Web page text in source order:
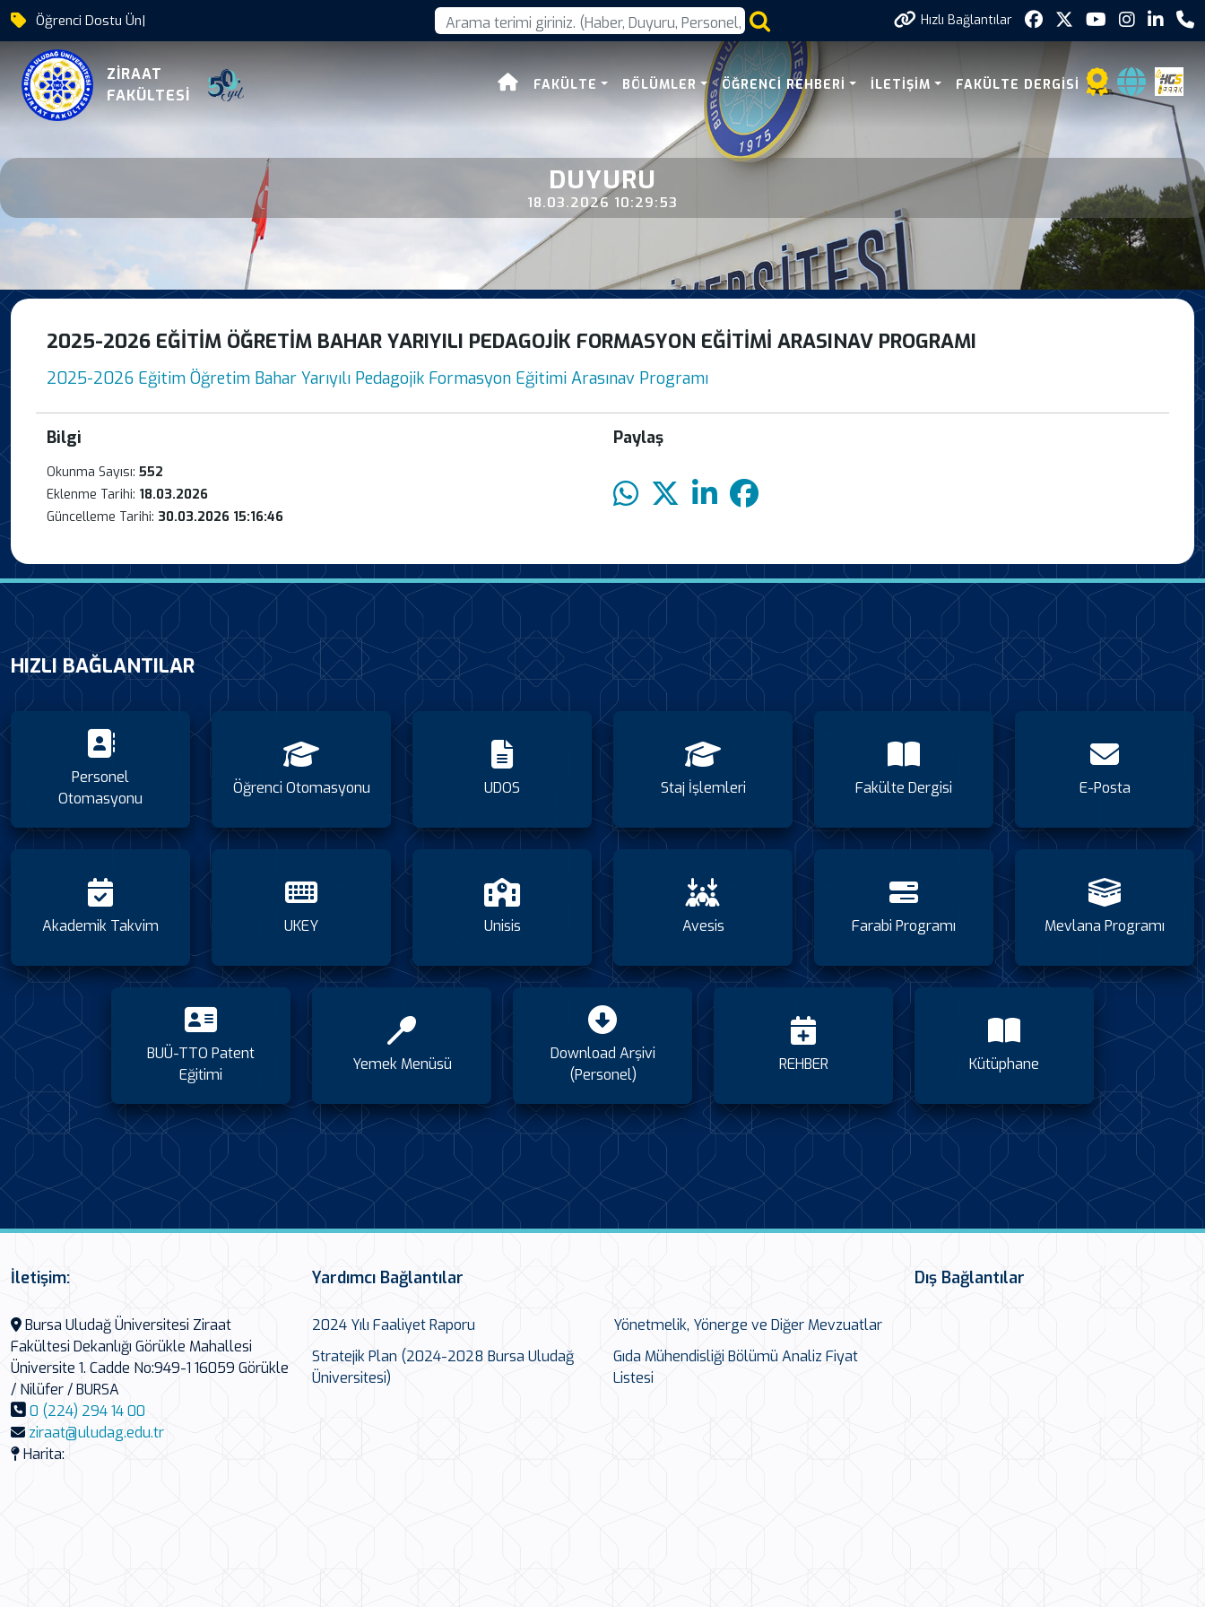
Öğrenci Dostu Üniversite Hızlı Bağlantılar
ZİRAAT
FAKÜLTESİ
FAKÜLTE BÖLÜMLER ÖĞRENCI REHBERI İLETİŞİM FAKÜLTE DERGİSİ
2025 2026 Egitim Ogretim Bahar Yariyili Pedagojik Formasyon Egitimi
DUYURU
18.03.2026 10:29:53
2025-2026 EĞITIM ÖĞRETIM BAHAR YARIYILI PEDAGOJIK FORMASYON EĞITIMI ARASINAV PROGRAMI
2025-2026 Eğitim Öğretim Bahar Yarıyılı Pedagojik Formasyon Eğitimi Arasınav Programı
Bilgi
Okunma Sayısı: 552
Eklenme Tarihi: 18.03.2026
Güncelleme Tarihi: 30.03.2026 15:16:46
Paylaş
HIZLI BAĞLANTILAR
Personel
Otomasyonu
Öğrenci Otomasyonu UDOS Staj İşlemleri Fakülte Dergisi E-Posta
Akademik Takvim UKEY Unisis Avesis Farabi Programı Mevlana Programı
BUÜ-TTO Patent
Eğitimi
Yemek Menüsü
Download Arşivi
(Personel)
REHBER Kütüphane
İletişim:
Bursa Uludağ Üniversitesi Ziraat
Fakültesi Dekanlığı Görükle Mahallesi
Üniversite 1. Cadde No:949-1 16059 Görükle
/ Nilüfer / BURSA
0 (224) 294 14 00
ziraat@uludag.edu.tr
Harita:
Yardımcı Bağlantılar
2024 Yılı Faaliyet Raporu
Stratejik Plan (2024-2028 Bursa Uludağ
Üniversitesi)
Yönetmelik, Yönerge ve Diğer Mevzuatlar
Gıda Mühendisliği Bölümü Analiz Fiyat
Listesi
Dış Bağlantılar